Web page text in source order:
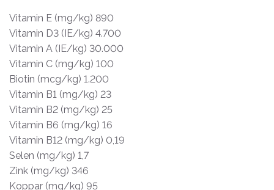
Vitamin E (mg/kg) 890
Vitamin D3 (IE/kg) 4.700
Vitamin A (IE/kg) 30.000
Vitamin C (mg/kg) 100
Biotin (mcg/kg) 1.200
Vitamin B1 (mg/kg) 23
Vitamin B2 (mg/kg) 25
Vitamin B6 (mg/kg) 16
Vitamin B12 (mg/kg) 0,19
Selen (mg/kg) 1,7
Zink (mg/kg) 346
Koppar (mg/kg) 95